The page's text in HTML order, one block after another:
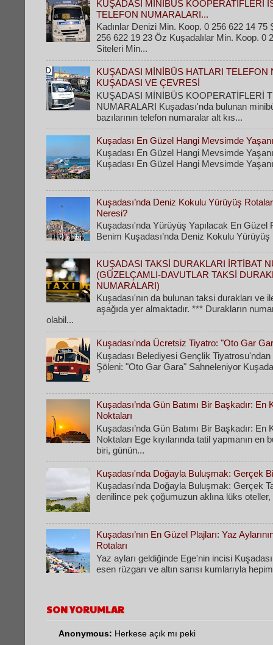
KUŞADASI MİNİBÜS KOOPERATİFLERİ
TELEFON NUMARALARI...
Kadınlar Denizi Min. Koop. 0 256 622 14 75
256 622 19 23 Öz Kuşadalılar Min. Koop. 0
Siteleri Min...
KUŞADASI MİNİBÜS HATLARI TELEFON
KUŞADASI VE ÇEVRESİ
KUŞADASI MİNİBÜS KOOPERATİFLERİ
NUMARALARI Kuşadası'nda bulunan
bazılarının telefon numaralar alt kıs...
Kuşadası En Güzel Hangi Mevsimde
Kuşadası En Güzel Hangi Mevsimde
Kuşadası En Güzel Hangi Mevsimde
Kuşadası’nda Deniz Kokulu Yürüyüş
Neresi?
Kuşadası'nda Yürüyüş Yapılacak En Güzel
Benim Kuşadası’nda Deniz Kokulu Yürüyüş
KUŞADASI TAKSİ DURAKLARI İRTİBAT
(GÜZELÇAMLI-DAVUTLAR TAKSİ
NUMARALARI)
Kuşadası'nın da bulunan taksi durakları ve
aşağıda yer almaktadır. *** Durakların
olabil...
Kuşadası'nda Ücretsiz Tiyatro: "Oto Gar
Kuşadası Belediyesi Gençlik
Şöleni: "Oto Gar Gara" Sahneleniyor
Kuşadası’nda Gün Batımı Bir Başkadır: En
Noktaları
Kuşadası’nda Gün Batımı Bir Başkadır: En
Noktaları Ege kıyılarında tatil yapmanın en
biri, günün...
Kuşadası'nda Doğayla Buluşmak: Gerçek
Kuşadası'nda Doğayla Buluşmak: Gerçek
denilince pek çoğumuzun aklına lüks
Kuşadası’nın En Güzel Plajları: Yaz
Rotaları
​Yaz ayları geldiğinde Ege'nin incisi
esen rüzgarı ve altın sarısı kumlarıyla
SON YORUMLAR
Anonymous: Herkese açık mı peki